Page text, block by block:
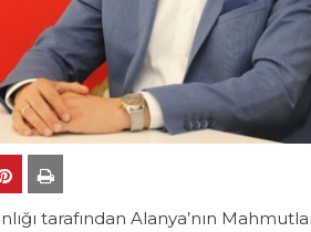
tarafından Alanya’nın